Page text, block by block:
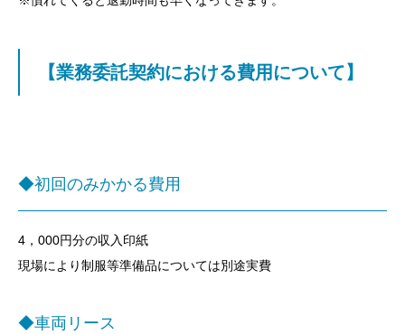
【業務委託契約における費用について】
◆初回のみかかる費用
4，000円分の収入印紙
現場により制服等準備品については別途実費
◆車両リース